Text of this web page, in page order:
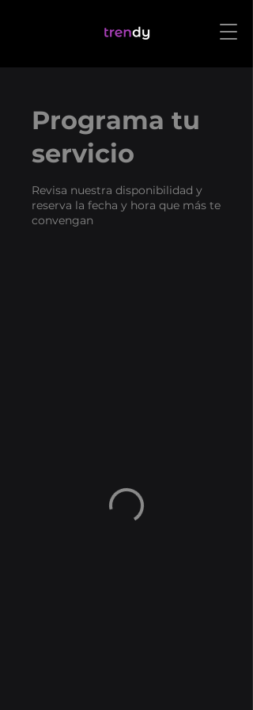
Programa tu
servicio
Revisa nuestra disponibilidad y
reserva la fecha y hora que más te
convengan